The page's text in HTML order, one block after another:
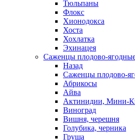
Тюльпаны
Флокс
Хионодокса
Хоста
Хохлатка
Эхинацея
Саженцы плодово-
Назад
Саженцы плодово-
Абрикосы
Айва
Актинидии, Мини-
Виноград
Вишня, черешня
Голубика, черника
Груша